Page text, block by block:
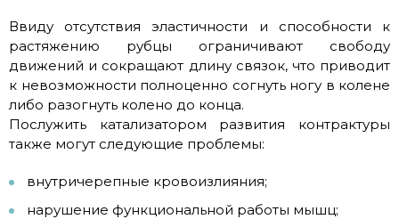
Ввиду отсутствия эластичности и способности к
растяжению рубцы ограничивают свободу
движений и сокращают длину связок, что приводит
к невозможности полноценно согнуть ногу в колене
либо разогнуть колено до конца.
Послужить катализатором развития контрактуры
также могут следующие проблемы:
внутричерепные кровоизлияния;
нарушение функциональной работы мышц;